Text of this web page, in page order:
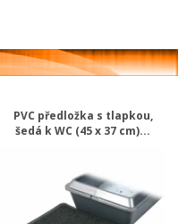
PVC předložka s tlapkou,
šedá k WC (45 x 37 cm)...